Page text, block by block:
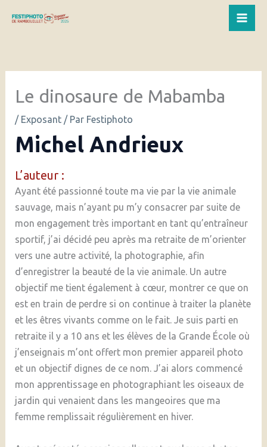
Le dinosaure de Mabamba
/ Exposant/ Par Festiphoto
Michel Andrieux
L’auteur :
Ayant été passionné toute ma vie par la vie animale
sauvage, mais n’ayant pu m’y consacrer par suite de
mon engagement très important en tant qu’entraîneur
sportif, j’ai décidé peu après ma retraite de m’orienter
vers une autre activité, la photographie, afin
d’enregistrer la beauté de la vie animale. Un autre
objectif me tient également à cœur, montrer ce que on
est en train de perdre si on continue à traiter la planète
et les êtres vivants comme on le fait. Je suis parti en
retraite il y a 10 ans et les élèves de la Grande École où
j’enseignais m’ont offert mon premier appareil photo
et un objectif dignes de ce nom. J’ai alors commencé
mon apprentissage en photographiant les oiseaux de
jardin qui venaient dans les mangeoires que ma
femme remplissait régulièrement en hiver.